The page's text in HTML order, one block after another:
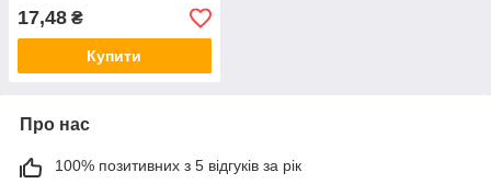
17,48 ₴
Купити
Про нас
100% позитивних з 5 відгуків за рік